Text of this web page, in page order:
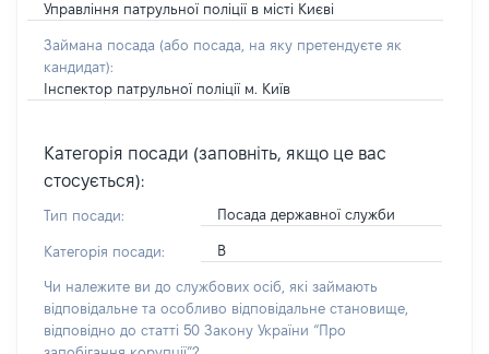
Управління патрульної поліції в місті Києві
Займана посада (або посада, на яку претендуєте як
кандидат):
Інспектор патрульної поліції м. Київ
Категорія посади (заповніть, якщо це вас
стосується):
Тип посади: Посада державної служби
Категорія посади: В
Чи належите ви до службових осіб, які займають
відповідальне та особливо відповідальне становище,
відповідно до статті 50 Закону України “Про